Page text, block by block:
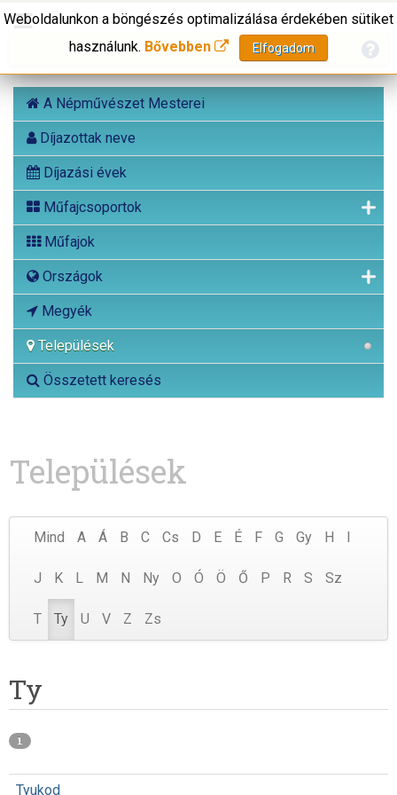
A Népművészet Mesterei
Díjazottak neve
Díjazási évek
Műfajcsoportok
Műfajok
Országok
Megyék
Települések
Összetett keresés
Weboldalunkon a böngészés optimalizálása érdekében sütiket
használunk. Bővebben Elfogadom
Települések
Mind A Á B C Cs D E É F G Gy H
J K L M N Ny O Ó Ö Ő P R S Sz
T Ty U V Z Zs
Ty
1
Tyukod